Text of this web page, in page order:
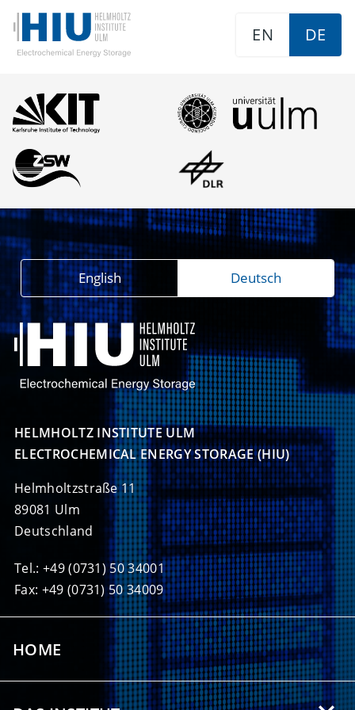
EN DE
HELMHOLTZ INSTITUTE ULM
ELECTROCHEMICAL ENERGY STORAGE (HIU)
Helmholtzstraße 11
89081 Ulm
Deutschland
Tel.: +49 (0731) 50 34001
Fax: +49 (0731) 50 34009
English Deutsch
HOME